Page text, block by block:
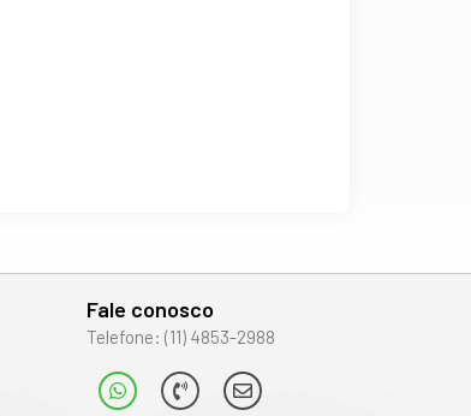
Fale conosco
Telefone: (11) 4853-2988